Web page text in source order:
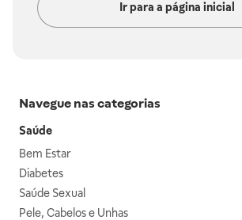
Ir para a página inicial
Navegue nas categorias
Saúde
Bem Estar
Diabetes
Saúde Sexual
Pele, Cabelos e Unhas